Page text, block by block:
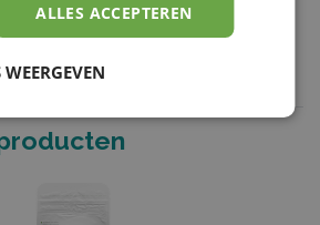
ALLES ACCEPTEREN